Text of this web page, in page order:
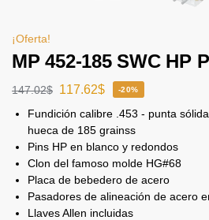
¡Oferta!
MP 452-185 SWC HP
147.02$ 117.62$ -20%
Fundición calibre .453 - punta
hueca de 185 grainss
Pins HP en blanco y redondos
Clon del famoso molde HG#68
Placa de bebedero de acero
Pasadores de alineación de acero
Llaves Allen incluidas